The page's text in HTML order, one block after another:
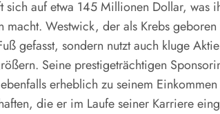
sich auf etwa 145 Millionen Dollar, was
macht. Westwick, der als Krebs
gefasst, sondern nutzt auch kluge
Seine prestigeträchtigen
erheblich zu seinem
die er im Laufe seiner Karriere